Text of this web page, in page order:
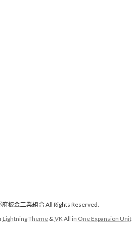
板金工業組合 All Rights Reserved.
Lightning Theme& VK All in One Expansion Unit